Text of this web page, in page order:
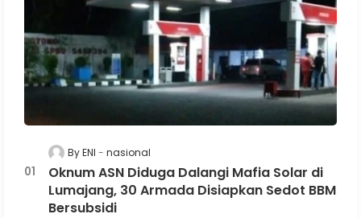
By ENI nasional
Oknum ASN Diduga Dalangi Mafia Solar di
Lumajang, 30 Armada Disiapkan Sedot BBM
Bersubsidi